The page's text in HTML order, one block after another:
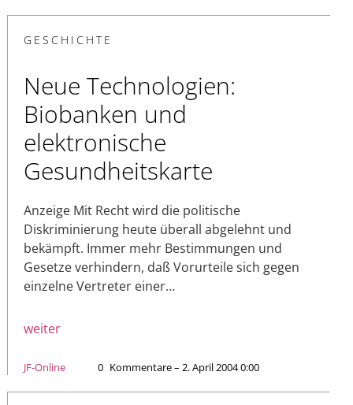
GESCHICHTE
Neue Technologien:
Biobanken und
elektronische
Gesundheitskarte
Anzeige Mit Recht wird die politische
Diskriminierung heute überall abgelehnt und
bekämpft. Immer mehr Bestimmungen und
Gesetze verhindern, daß Vorurteile sich gegen
einzelne Vertreter einer…
weiter
JF-Online 0 Kommentare – 2. April 2004 0:00